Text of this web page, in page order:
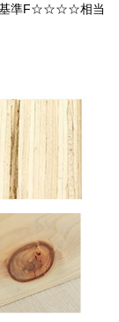
基準F☆☆☆☆相当